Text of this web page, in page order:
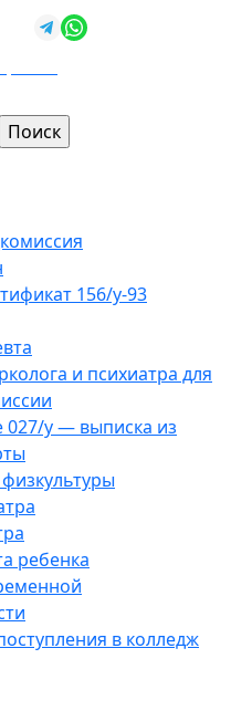
156/у-93
и психиатра для
у — выписка из
ребенка
в колледж